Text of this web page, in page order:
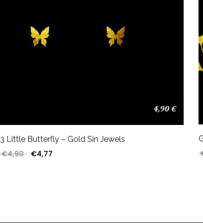
3 Little Butterfly – Gold Sin Jewels
€4,90 El precio original era: €4,90.
€4,77